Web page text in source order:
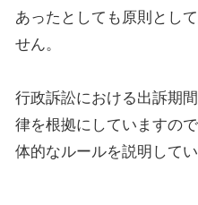
あったとしても原則とし
せん。
行政訴訟における出訴期
律を根拠にしていますの
体的なルールを説明してい